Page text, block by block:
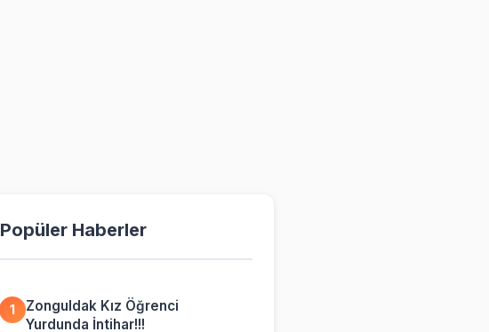
Popüler Haberler
1
Zonguldak Kız Öğrenci
Yurdunda İntihar!!!